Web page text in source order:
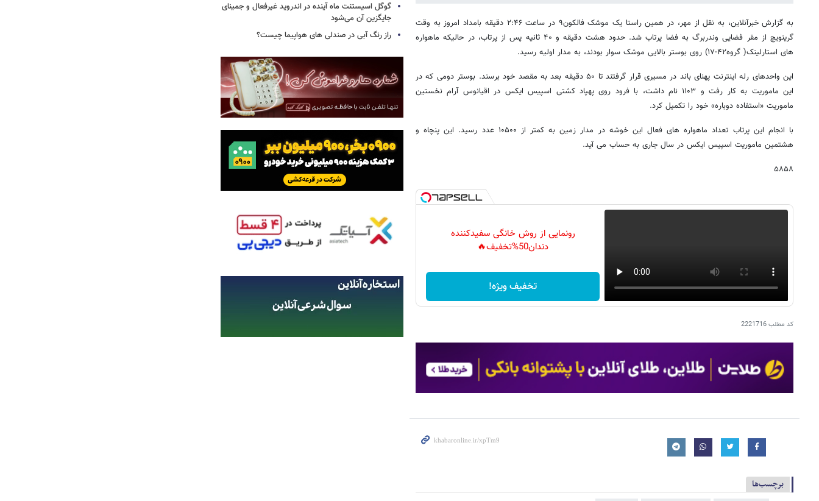
به گزارش خبرآنلاین، به نقل از مهر، در همین راستا یک موشک فالکون۹ در ساعت ۲:۴۶ دقیقه بامداد امروز به وقت
گرینویچ از مقر فضایی وندربرگ به فضا پرتاب شد. حدود هشت دقیقه و ۴۰ ثانیه پس از پرتاب، در حالیکه ماهواره
های استارلینک( گروه۴۲-۱۷) روی بوستر بالایی موشک سوار بودند، به مدار اولیه رسید.
این واحدهای رله اینترنت پهنای باند در مسیری قرار گرفتند تا ۵۰ دقیقه بعد به مقصد خود برسند. بوستر دومی که در
این ماموریت به کار رفت و ۱۱۰۳ نام داشت، با فرود روی پهپاد کشتی اسپیس ایکس در اقیانوس آرام نخستین
ماموریت «استفاده دوباره» خود را تکمیل کرد.
با انجام این پرتاب تعداد ماهواره های فعال این خوشه در مدار زمین به کمتر از ۱۰۵۰۰ عدد رسید. این پنچاه و
هشتمین ماموریت اسپیس ایکس در سال جاری به حساب می آید.
۵۸۵۸
رونمایی از روش خانگی سفیدکننده
دندان50%تخفیف🔥
تخفیف ویژه!
کد مطلب2221716
برچسب‌ها
گوگل اسیستنت ماه آینده در اندروید غیرفعال و جمینای
جایگزین آن می‌شود
راز رنگ آبی در صندلی های هواپیما چیست؟